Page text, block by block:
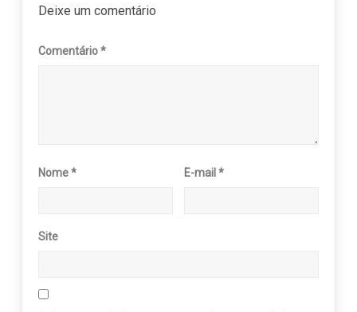
Deixe um comentário
Comentário*
Nome* E-mail*
Site